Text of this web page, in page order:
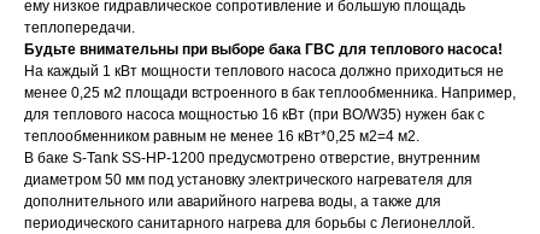
ему низкое гидравлическое сопротивление и большую площадь
теплопередачи.
Будьте внимательны при выборе бака ГВС для теплового насоса!
На каждый 1 кВт мощности теплового насоса должно приходиться не
менее 0,25 м2 площади встроенного в бак теплообменника. Например,
для теплового насоса мощностью 16 кВт (при ВО/W35) нужен бак с
теплообменником равным не менее 16 кВт*0,25 м2=4 м2.
В баке S-Tank SS-HP-1200 предусмотрено отверстие, внутренним
диаметром 50 мм под установку электрического нагревателя для
дополнительного или аварийного нагрева воды, а также для
периодического санитарного нагрева для борьбы с Легионеллой.